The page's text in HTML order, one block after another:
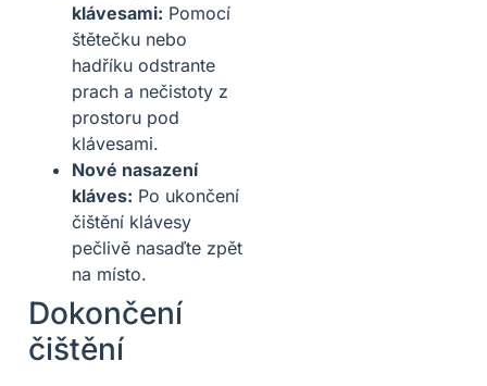
klávesami: Pomocí
štětečku nebo
hadříku odstrante
prach a nečistoty z
prostoru pod
klávesami.
Nové nasazení
kláves: Po ukončení
čištění klávesy
pečlivě nasaďte zpět
na místo.
Dokončení
čištění